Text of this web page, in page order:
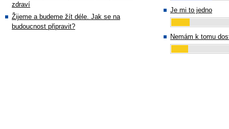
zdraví
Žijeme a budeme žít déle. Jak se na
budoucnost připravit?
Je mi to jedno
Nemám k tomu